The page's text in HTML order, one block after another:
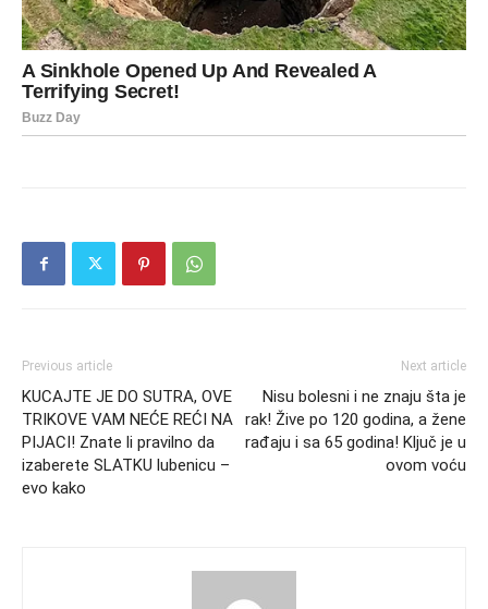
Previous article
KUCAJTE JE DO SUTRA, OVE
TRIKOVE VAM NEĆE REĆI NA
PIJACI! Znate li pravilno da
izaberete SLATKU lubenicu –
evo kako
Next article
Nisu bolesni i ne znaju šta je
rak! Žive po 120 godina, a žene
rađaju i sa 65 godina! Ključ je u
ovom voću